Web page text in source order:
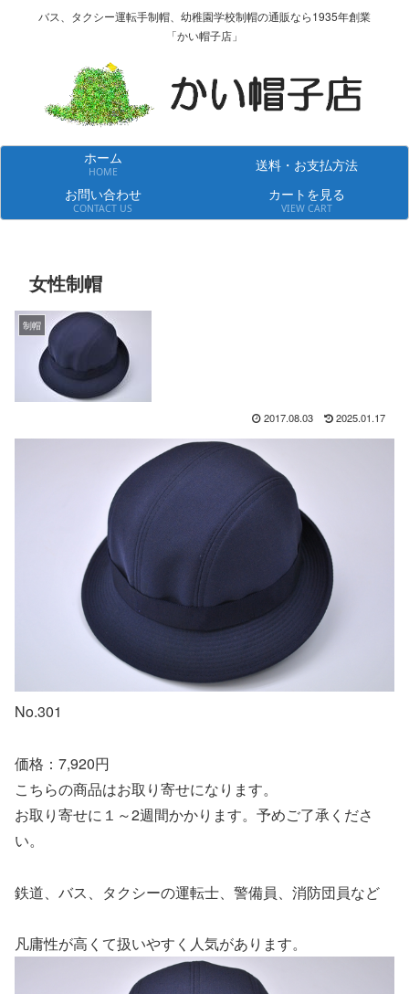
バス、タクシー運転手制帽、幼稚園学校制帽の通販なら1935年創業
「かい帽子店」
ホーム
HOME
送料・お支払方法
お問い合わせ
CONTACT US
カートを見る
VIEW CART
女性制帽
制帽
2017.08.03 2025.01.17
No.301
価格：7,920円
こちらの商品はお取り寄せになります。
お取り寄せに１～2週間かかります。予めご了承くださ
い。
鉄道、バス、タクシーの運転士、警備員、消防団員など
凡庸性が高くて扱いやすく人気があります。